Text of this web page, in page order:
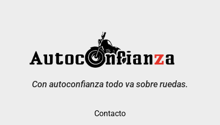
Con autoconfianza todo va sobre ruedas.
Contacto